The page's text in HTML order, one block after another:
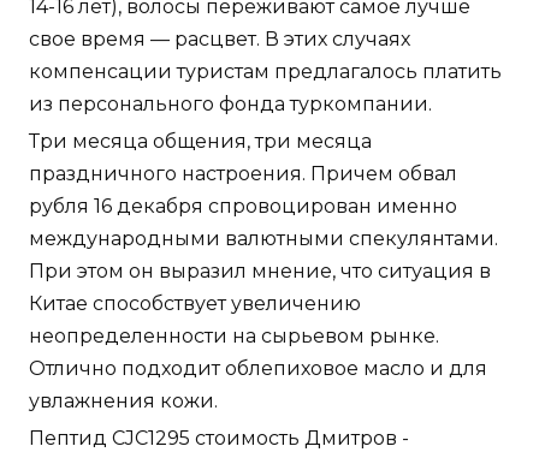
14-16 лет), волосы переживают самое лучше
свое время — расцвет. В этих случаях
компенсации туристам предлагалось платить
из персонального фонда туркомпании.
Три месяца общения, три месяца
праздничного настроения. Причем обвал
рубля 16 декабря спровоцирован именно
международными валютными спекулянтами.
При этом он выразил мнение, что ситуация в
Китае способствует увеличению
неопределенности на сырьевом рынке.
Отлично подходит облепиховое масло и для
увлажнения кожи.
Пептид CJC1295 стоимость Дмитров -